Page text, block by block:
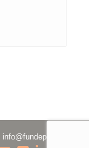
info@fundeps.org